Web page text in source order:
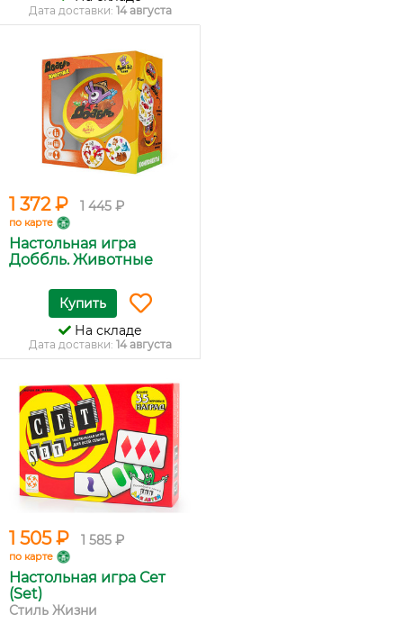
Дата доставки: 14 августа
1 372 ₽ 1 445 ₽
по карте
Настольная игра
Доббль. Животные
Купить
На складе
Дата доставки: 14 августа
1 505 ₽ 1 585 ₽
по карте
Настольная игра Сет
(Set)
Стиль Жизни